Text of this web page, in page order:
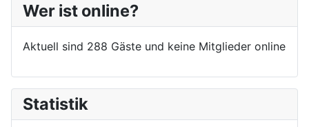
Wer ist online?
Aktuell sind 288 Gäste und keine Mitglieder online
Statistik